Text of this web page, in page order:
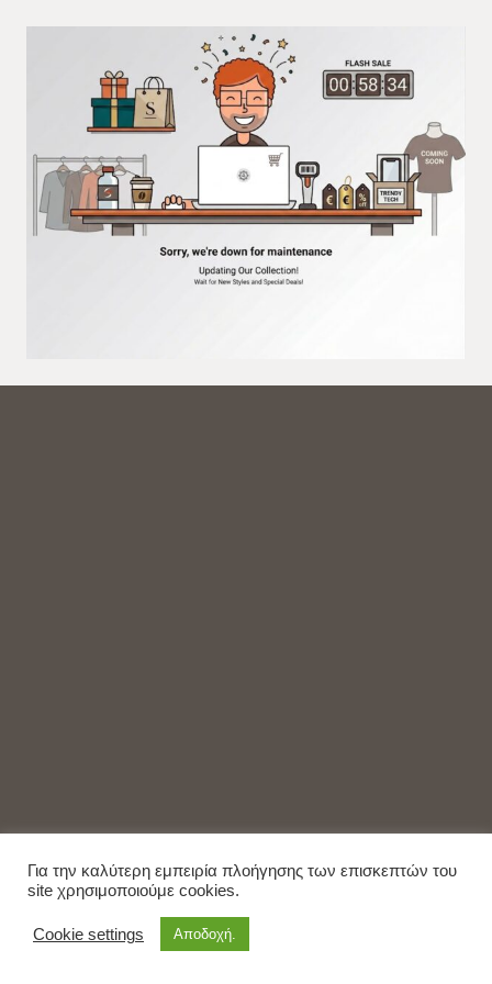
Για την καλύτερη εμπειρία πλοήγησης των επισκεπτών του
site χρησιμοποιούμε cookies.
Cookie settings Αποδοχή.